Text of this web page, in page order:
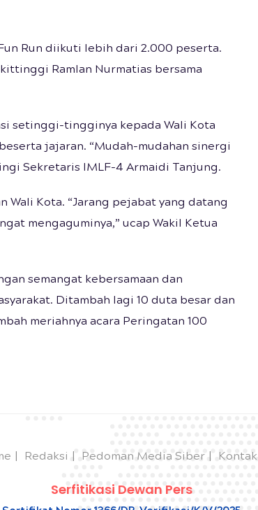
Run diikuti lebih dari 2.000 peserta.
Ramlan Nurmatias bersama
setinggi-tingginya kepada Wali Kota
jajaran. “Mudah-mudahan sinergi
Sekretaris IMLF-4 Armaidi Tanjung.
Kota. “Jarang pejabat yang datang
mengaguminya,” ucap Wakil Ketua
semangat kebersamaan dan
Ditambah lagi 10 duta besar dan
meriahnya acara Peringatan 100
Redaksi Pedoman Media Siber Kontak
Serfitikasi Dewan Pers